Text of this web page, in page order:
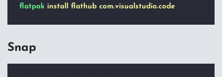
flatpak install flathub com.visualstudio.code
Snap